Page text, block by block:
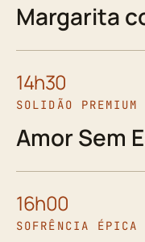
Margarita
14h30
SOLIDÃO PREMIUM
Amor Sem
16h00
SOFRÊNCIA ÉPICA